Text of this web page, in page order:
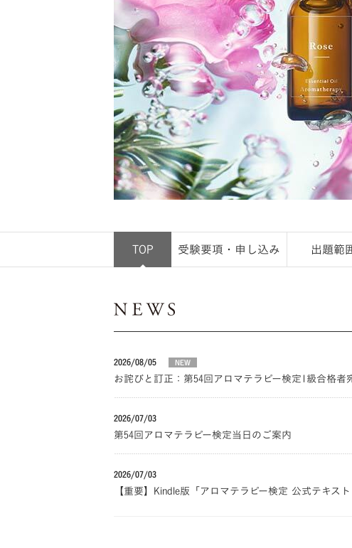
TOP 受験要項・申し込み 出題範
2026/08/05 NEW
お詫びと訂正：第54回アロマテラピー検定1級合格者
2026/07/03
第54回アロマテラピー検定当日のご案内
2026/07/03
【重要】Kindle版「アロマテラピー検定 公式テキ